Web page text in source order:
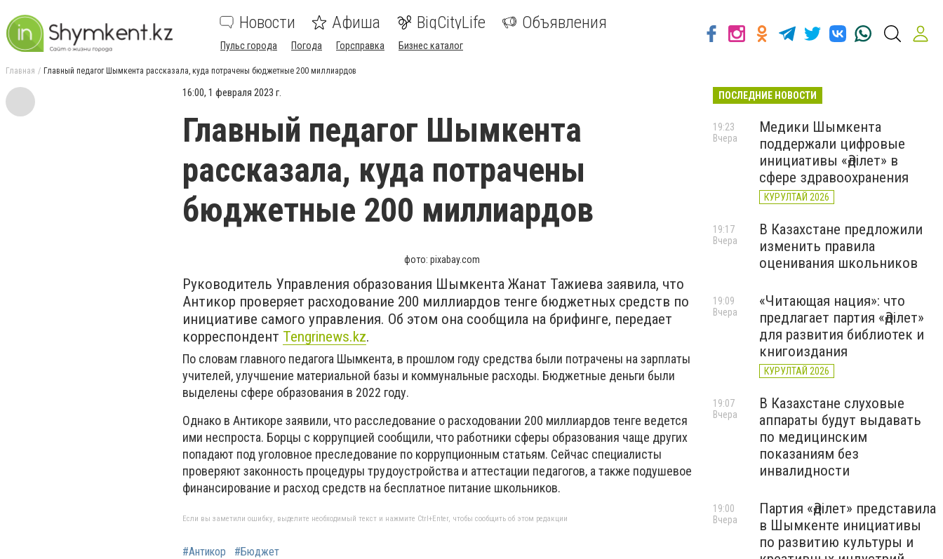
Новости Афиша BigCityLife Объявления
Пульс города Погода Горсправка Бизнес каталог
Главная Главный педагог Шымкента рассказала, куда потрачены бюджетные 200 миллиардов
16:00, 1 февраля 2023 г.
Главный педагог Шымкента
рассказала, куда потрачены
бюджетные 200 миллиардов
фото: pixabay.com
Руководитель Управления образования Шымкента Жанат Тажиева заявила, что
Антикор проверяет расходование 200 миллиардов тенге бюджетных средств по
инициативе самого управления. Об этом она сообщила на брифинге, передает
корреспондент Tengrinews.kz.
По словам главного педагога Шымкента, в прошлом году средства были потрачены на зарплаты
учителей, улучшение материальной базы и коммунальные расходы. Бюджетные деньги были
выделены сфере образования в 2022 году.
Однако в Антикоре заявили, что расследование о расходовании 200 миллиардов тенге ведется
ими неспроста. Борцы с коррупцией сообщили, что работники сферы образования чаще других
попадают под уголовное преследование по коррупционным статьям. Сейчас специалисты
проверяют законность процедуры трудоустройства и аттестации педагогов, а также подушевое
финансирование и расход средств на бесплатное питание школьников.
Если вы заметили ошибку, выделите необходимый текст и нажмите Ctrl+Enter, чтобы сообщить об этом редакции
#Антикор #Бюджет
ПОСЛЕДНИЕ НОВОСТИ
Медики Шымкента
поддержали цифровые
инициативы «Әділет» в
сфере здравоохранения
КУРУЛТАЙ 2026
19:23
Вчера
В Казахстане предложили
изменить правила
оценивания школьников
19:17
Вчера
«Читающая нация»: что
предлагает партия «Әділет»
для развития библиотек и
книгоиздания
КУРУЛТАЙ 2026
19:09
Вчера
В Казахстане слуховые
аппараты будут выдавать
по медицинским
показаниям без
инвалидности
19:07
Вчера
Партия «Әділет» представила
в Шымкенте инициативы
по развитию культуры и
19:00
Вчера